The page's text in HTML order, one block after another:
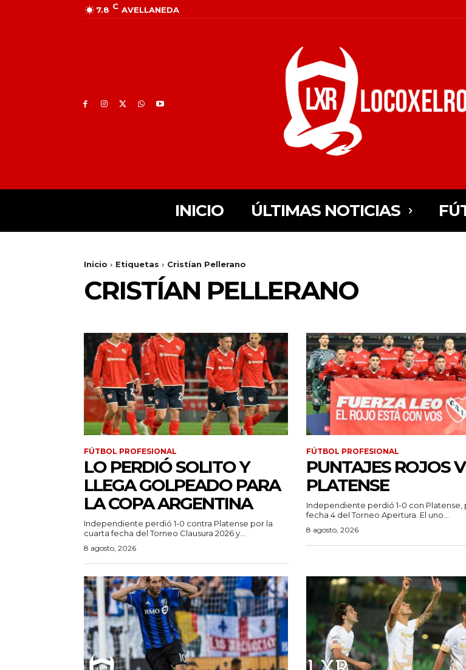
7.8 C AVELLANEDA
INICIO ÚLTIMAS NOTICIAS
Inicio Etiquetas Cristían Pellerano
CRISTÍAN PELLERANO
FÚTBOL PROFESIONAL
LO PERDIÓ SOLITO Y
LLEGA GOLPEADO PARA
LA COPA ARGENTINA
Independiente perdió 1-0 contra Platense por la
cuarta fecha del Torneo Clausura 2026 y...
8 agosto, 2026
FÚTBOL PROFESIONAL
PUNTAJES ROJOS
PLATENSE
Independiente perdió 1-0 con Platense,
fecha 4 del Torneo Apertura. El uno...
8 agosto, 2026